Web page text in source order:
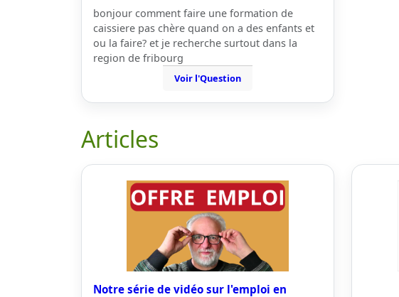
bonjour comment faire une formation de
caissiere pas chère quand on a des enfants et
ou la faire? et je recherche surtout dans la
region de fribourg
Voir l'Question
Articles
Notre série de vidéo sur l'emploi en